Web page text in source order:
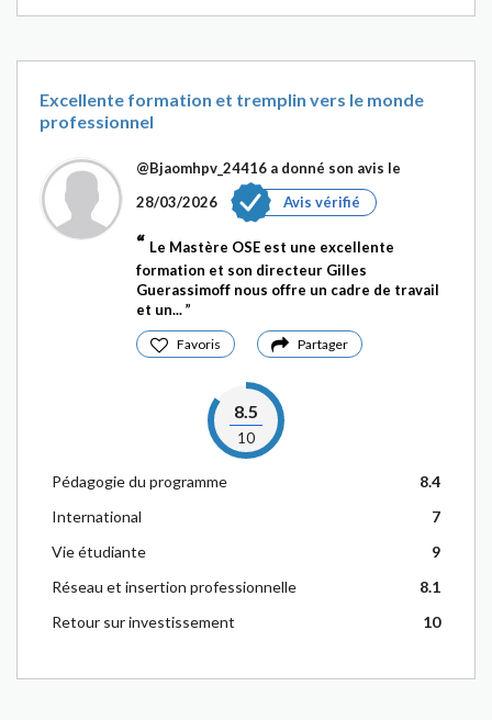
Excellente formation et tremplin vers le monde
professionnel
@Bjaomhpv_24416 a donné son avis le
28/03/2026
Avis vérifié
Le Mastère OSE est une excellente
formation et son directeur Gilles
Guerassimoff nous offre un cadre de travail
et un...
Favoris Partager
8.5
10
Pédagogie du programme
8.4
International
7
Vie étudiante
9
Réseau et insertion professionnelle
8.1
Retour sur investissement
10